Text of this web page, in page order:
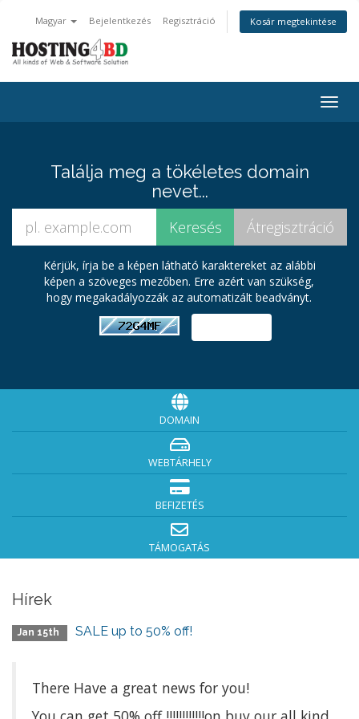
Magyar Bejelentkezés Regisztráció Kosár megtekintése
a
Találja meg a tökéletes domain
nevet...
Kérjük, írja be a képen látható karaktereket az alábbi
képen a szöveges mezőben. Erre azért van szükség,
hogy megakadályozzák az automatizált beadványt.
DOMAIN
WEBTÁRHELY
BEFIZETÉS
TÁMOGATÁS
Hírek
Jan 15th SALE up to 50% off!
There Have a great news for you!